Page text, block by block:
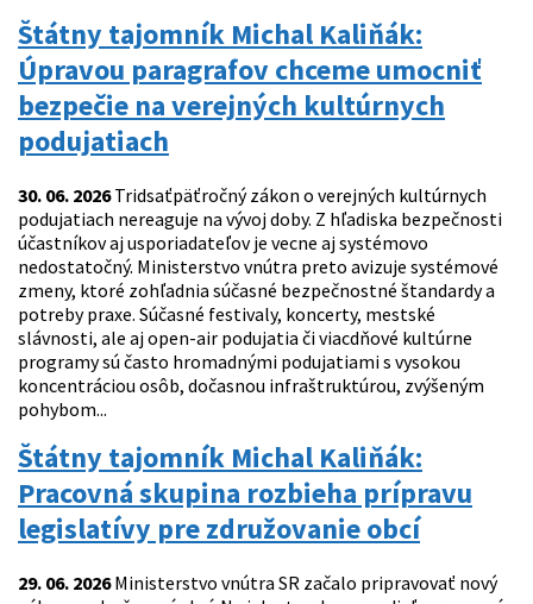
Štátny tajomník Michal Kaliňák:
Úpravou paragrafov chceme umocniť
bezpečie na verejných kultúrnych
podujatiach
30. 06. 2026Tridsaťpäťročný zákon o verejných kultúrnych
podujatiach nereaguje na vývoj doby. Z hľadiska bezpečnosti
účastníkov aj usporiadateľov je vecne aj systémovo
nedostatočný. Ministerstvo vnútra preto avizuje systémové
zmeny, ktoré zohľadnia súčasné bezpečnostné štandardy a
potreby praxe. Súčasné festivaly, koncerty, mestské
slávnosti, ale aj open-air podujatia či viacdňové kultúrne
programy sú často hromadnými podujatiami s vysokou
koncentráciou osôb, dočasnou infraštruktúrou, zvýšeným
pohybom...
Štátny tajomník Michal Kaliňák:
Pracovná skupina rozbieha prípravu
legislatívy pre združovanie obcí
29. 06. 2026Ministerstvo vnútra SR začalo pripravovať nový